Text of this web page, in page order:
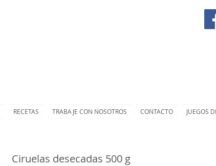
RECETAS TRABAJE CON NOSOTROS CONTACTO JUEGOS
Ciruelas desecadas 500 g